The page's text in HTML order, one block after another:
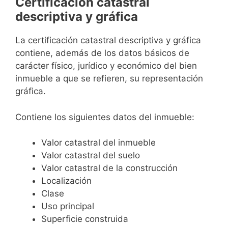
descriptiva y gráfica
La certificación catastral descriptiva y gráfica
contiene, además de los datos básicos de
carácter físico, jurídico y económico del bien
inmueble a que se refieren, su representación
gráfica.
Contiene los siguientes datos del inmueble:
Valor catastral del inmueble
Valor catastral del suelo
Valor catastral de la construcción
Localización
Clase
Uso principal
Superficie construida